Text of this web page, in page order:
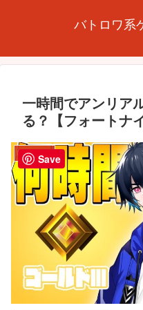
バトロワ系
一時間でアンリア
る？【フォートナ
FORTNITESave